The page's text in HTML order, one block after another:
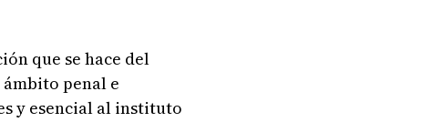
que se hace del
penal e
y esencial al instituto